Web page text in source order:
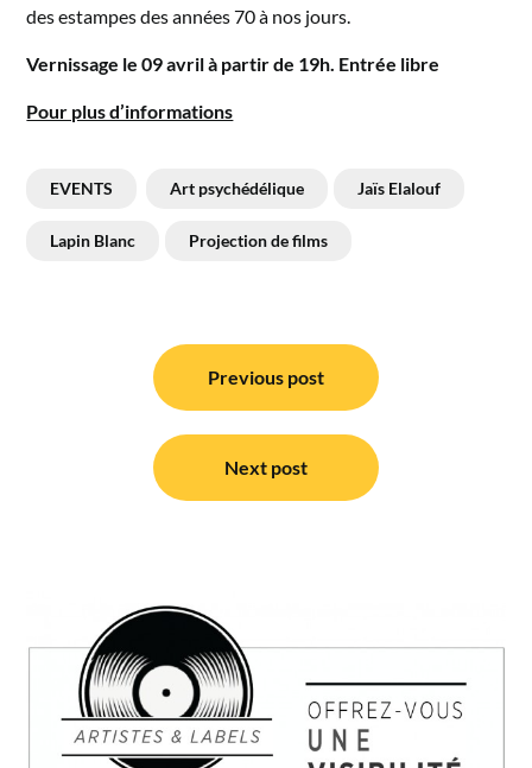
des estampes des années 70 à nos jours.
Vernissage le 09 avril à partir de 19h. Entrée libre
Pour plus d’informations
EVENTS Art psychédélique Jaïs Elalouf
Lapin Blanc Projection de films
Navigation
Previous post
Next post